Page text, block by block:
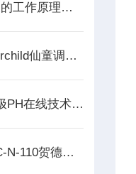
p+f接近开关的工作原理及常见故障现象介绍
代理美国Fairchild仙童调节器
E+H安全电极PH在线技术支持
PDR08-01-C-N-110贺德克阀芯代理